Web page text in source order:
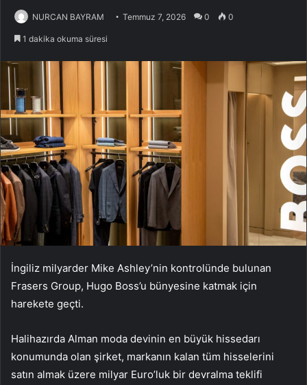
NURCAN BAYRAM Temmuz 7, 2026 0 0
1 dakika okuma süresi
İngiliz milyarder Mike Ashley’nin kontrolünde bulunan
Frasers Group, Hugo Boss’u bünyesine katmak için
harekete geçti.
Halihazırda Alman moda devinin en büyük hissedarı
konumunda olan şirket, markanın kalan tüm hisselerini
satın almak üzere milyar Euro’luk bir devralma teklifi